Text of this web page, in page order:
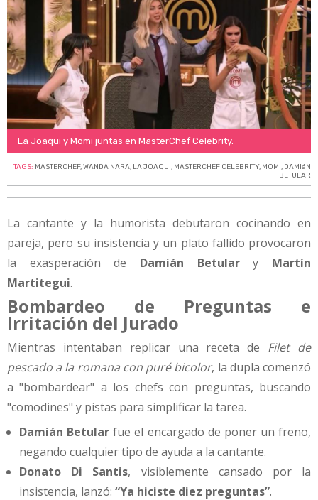
La Joaqui y Momi juntas en MasterChef Celebrity.
TAGS: MASTERCHEF,WANDA NARA, LA JOAQUI , MASTERCHEF CELEBRITY, MOMI , DAMIáN
BETULAR
La cantante y la humorista debutaron cocinando en
pareja, pero su insistencia y un plato fallido provocaron
la exasperación de Damián Betulary Martín
Martitegui.
Bombardeo de Preguntas e
Irritación del Jurado
Mientras intentaban replicar una receta de Filet de
pescado a la romana con puré bicolor, la dupla comenzó
a "bombardear" a los chefs con preguntas, buscando
"comodines" y pistas para simplificar la tarea.
Damián Betular fue el encargado de poner un freno,
negando cualquier tipo de ayuda a la cantante.
Donato Di Santis, visiblemente cansado por la
insistencia, lanzó:“Ya hiciste diez preguntas”.